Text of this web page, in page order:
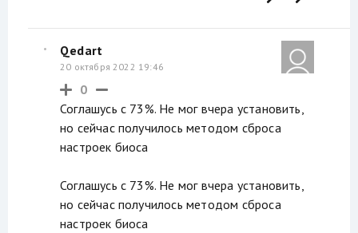
Qedart
20 октября 2022 19:46
0
Соглашусь с 73%. Не мог вчера установить,
но сейчас получилось методом сброса
настроек биоса
Соглашусь с 73%. Не мог вчера установить,
но сейчас получилось методом сброса
настроек биоса